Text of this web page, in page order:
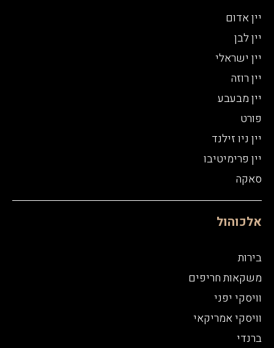
יין אדום
יין לבן
יין ישראלי
יין רוזה
יין מבעבע
פורט
יין ניו זילנד
יין פרימיטיבו
סאקה
אלכוהול
בירות
משקאות חריפים
וויסקי יפני
וויסקי אמריקאי
ברנדי